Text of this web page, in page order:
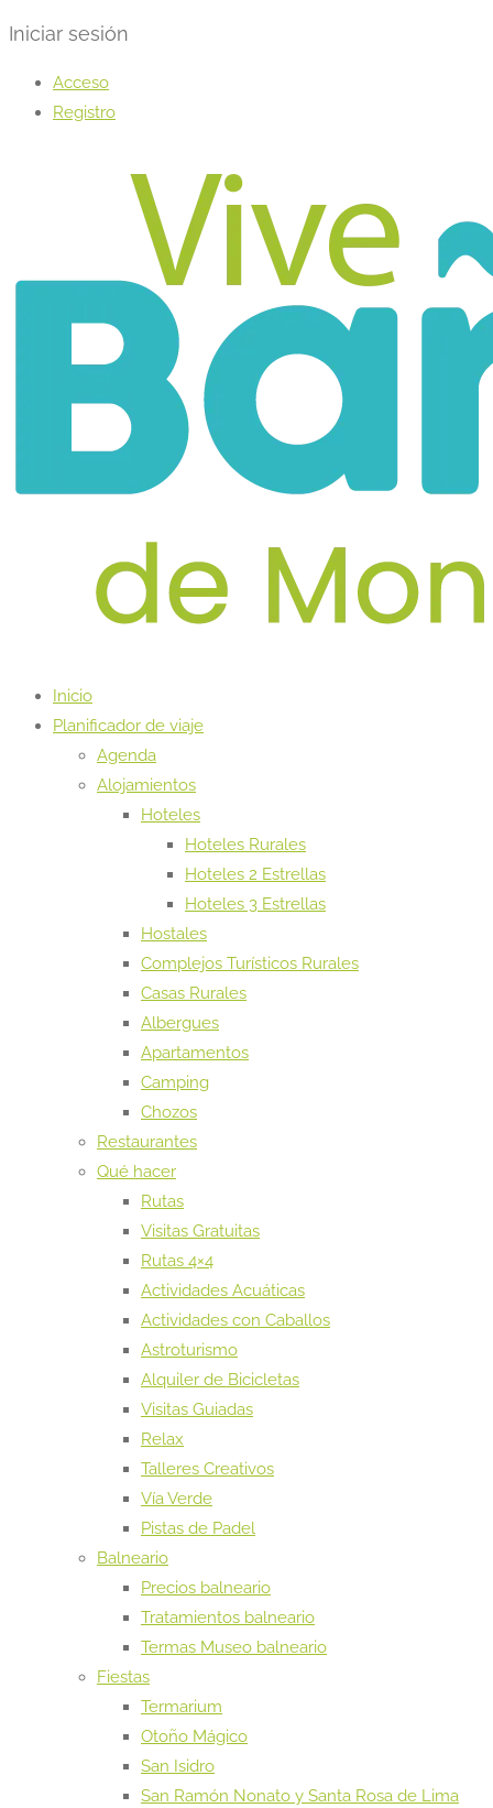
Iniciar sesión
Acceso
Registro
Inicio
Planificador de viaje
Agenda
Alojamientos
Hoteles
Hoteles Rurales
Hoteles 2 Estrellas
Hoteles 3 Estrellas
Hostales
Complejos Turísticos Rurales
Casas Rurales
Albergues
Apartamentos
Camping
Chozos
Restaurantes
Qué hacer
Rutas
Visitas Gratuitas
Rutas 4×4
Actividades Acuáticas
Actividades con Caballos
Astroturismo
Alquiler de Bicicletas
Visitas Guiadas
Relax
Talleres Creativos
Vía Verde
Pistas de Padel
Balneario
Precios balneario
Tratamientos balneario
Termas Museo balneario
Fiestas
Termarium
Otoño Mágico
San Isidro
San Ramón Nonato y Santa Rosa de Lima